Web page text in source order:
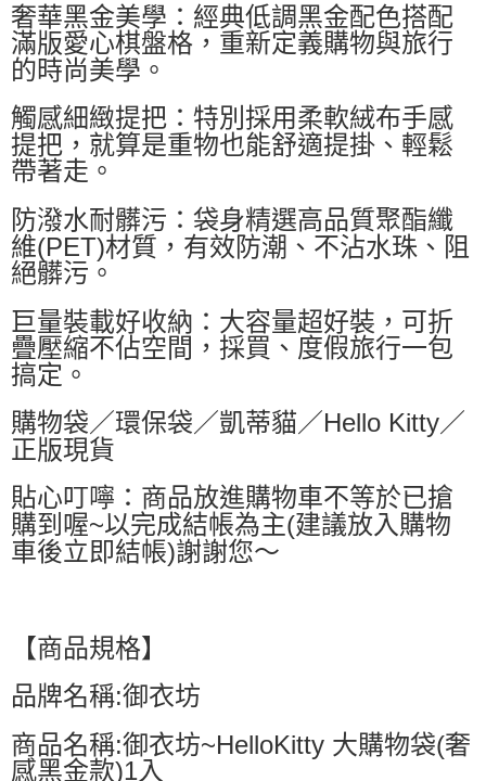
每筆NT$60，滿NT$599(含以上)免運費
付款後萊爾富取貨
每筆NT$60，滿NT$599(含以上)免運費
7-11付款取貨
每筆NT$60，滿NT$599(含以上)免運費
每筆NT$60，滿NT$599(含以上)免運費
宅配
每筆NT$80，滿NT$799(含以上)免運費
國家/地區配送0330 查看運費
奢華黑金美學：經典低調黑金配色搭配
滿版愛心棋盤格，重新定義購物與旅行
的時尚美學。
觸感細緻提把：特別採用柔軟絨布手感
提把，就算是重物也能舒適提掛、輕鬆
帶著走。
防潑水耐髒污：袋身精選高品質聚酯纖
維(PET)材質，有效防潮、不沾水珠、阻
絕髒污。
巨量裝載好收納：大容量超好裝，可折
疊壓縮不佔空間，採買、度假旅行一包
搞定。
購物袋／環保袋／凱蒂貓／Hello Kitty／
正版現貨
貼心叮嚀：商品放進購物車不等於已搶
購到喔~以完成結帳為主(建議放入購物
車後立即結帳)謝謝您～
【商品規格】
品牌名稱:御衣坊
商品名稱:御衣坊~HelloKitty 大購物袋(奢
感黑金款)1入